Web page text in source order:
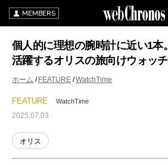
MEMBERS
個人的に理想の腕時計に近い1本
活躍するオリスの旅向けウォッチ
ホーム FEATURE WatchTime
FEATURE WatchTime
2025.07.03
オリス